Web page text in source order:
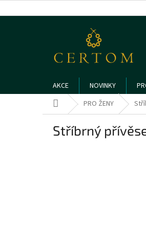
na
AKCE NOVINKY
Domů PRO ŽENY
Stříbrný